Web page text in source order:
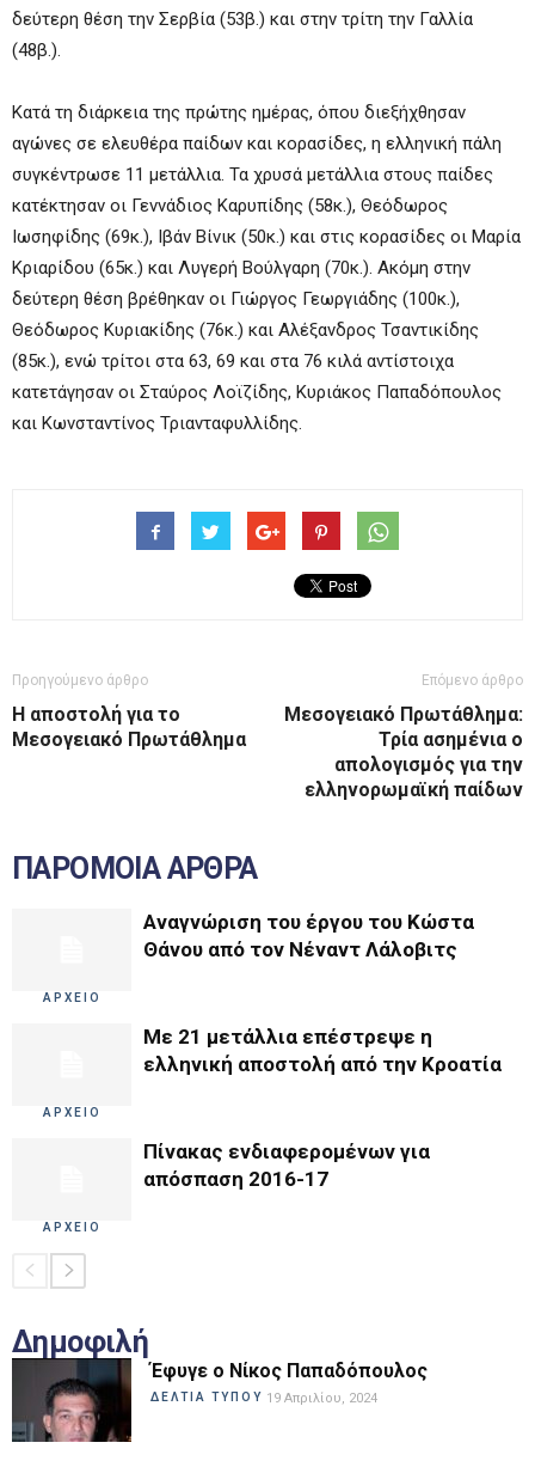
δεύτερη θέση την Σερβία (53β.) και στην τρίτη την Γαλλία
(48β.).
Κατά τη διάρκεια της πρώτης ημέρας, όπου διεξήχθησαν
αγώνες σε ελευθέρα παίδων και κορασίδες, η ελληνική πάλη
συγκέντρωσε 11 μετάλλια. Τα χρυσά μετάλλια στους παίδες
κατέκτησαν οι Γεννάδιος Καρυπίδης (58κ.), Θεόδωρος
Ιωσηφίδης (69κ.), Ιβάν Βίνικ (50κ.) και στις κορασίδες οι Μαρία
Κριαρίδου (65κ.) και Λυγερή Βούλγαρη (70κ.). Ακόμη στην
δεύτερη θέση βρέθηκαν οι Γιώργος Γεωργιάδης (100κ.),
Θεόδωρος Κυριακίδης (76κ.) και Αλέξανδρος Τσαντικίδης
(85κ.), ενώ τρίτοι στα 63, 69 και στα 76 κιλά αντίστοιχα
κατετάγησαν οι Σταύρος Λοϊζίδης, Κυριάκος Παπαδόπουλος
και Κωνσταντίνος Τριανταφυλλίδης.
Προηγούμενο άρθρο
Η αποστολή για το
Μεσογειακό Πρωτάθλημα
Επόμενο άρθρο
Μεσογειακό Πρωτάθλημα:
Τρία ασημένια ο
απολογισμός για την
ελληνορωμαϊκή παίδων
ΠΑΡΟΜΟΙΑ ΑΡΘΡΑ
ΑΡΧΕΙΟ
Αναγνώριση του έργου του Κώστα
Θάνου από τον Νέναντ Λάλοβιτς
ΑΡΧΕΙΟ
Με 21 μετάλλια επέστρεψε η
ελληνική αποστολή από την Κροατία
ΑΡΧΕΙΟ
Πίνακας ενδιαφερομένων για
απόσπαση 2016-17
Δημοφιλή
Έφυγε ο Νίκος Παπαδόπουλος
ΔΕΛΤΙΑ ΤΥΠΟΥ 19 Απριλίου, 2024